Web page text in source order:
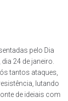
pelo Dia
24 de janeiro.
tantos ataques,
lutando
de ideiais com